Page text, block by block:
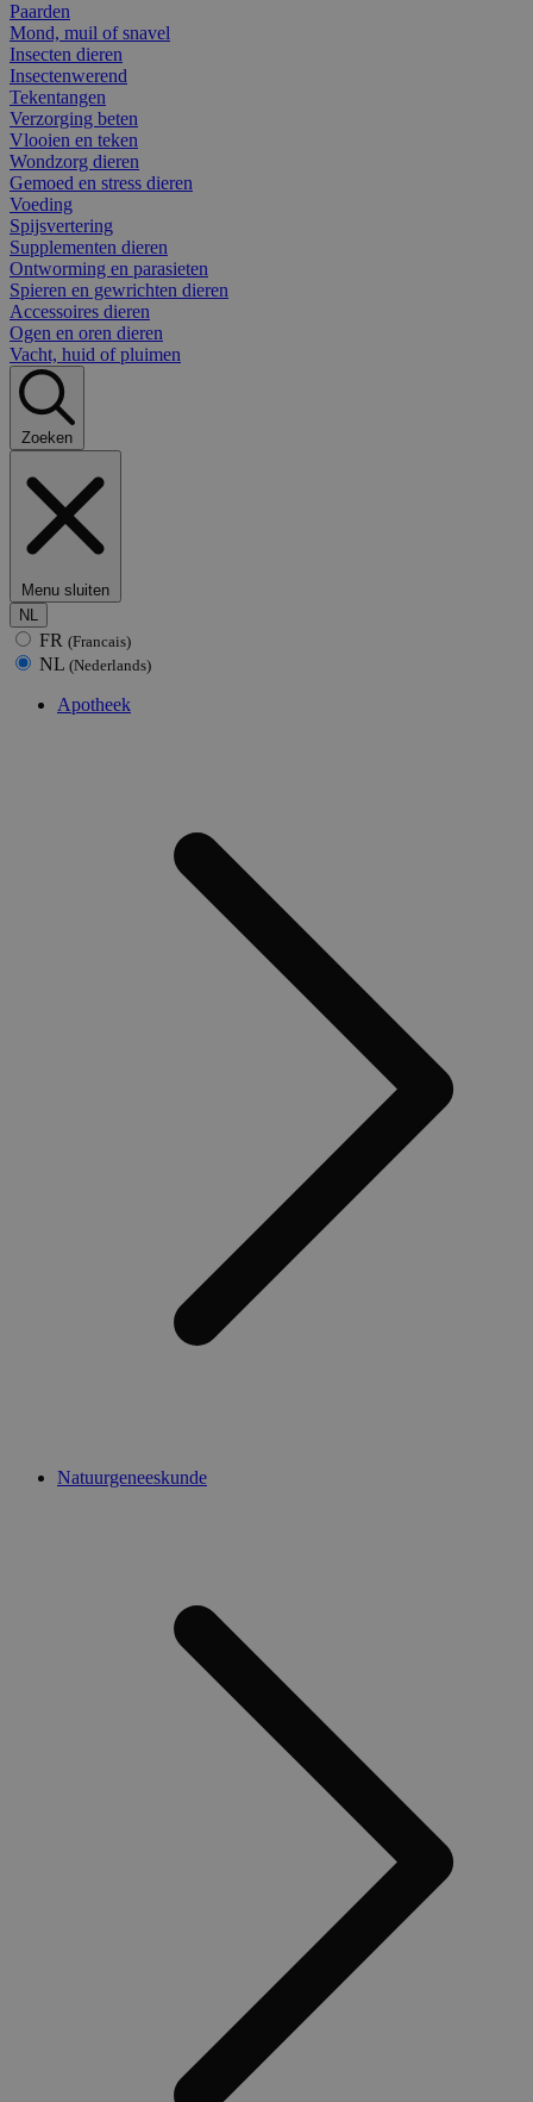
Paarden
Mond, muil of snavel
Insecten dieren
Insectenwerend
Tekentangen
Verzorging beten
Vlooien en teken
Wondzorg dieren
Gemoed en stress dieren
Voeding
Spijsvertering
Supplementen dieren
Ontworming en parasieten
Spieren en gewrichten dieren
Accessoires dieren
Ogen en oren dieren
Vacht, huid of pluimen
Zoeken
Menu sluiten
NL
FR (Francais)
NL (Nederlands)
Apotheek
Natuurgeneeskunde